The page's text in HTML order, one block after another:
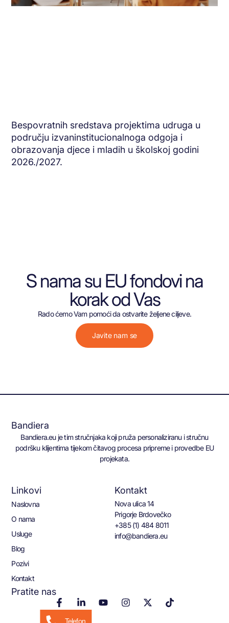
Bespovratnih sredstava projektima udruga u
području izvaninstitucionalnoga odgoja i
obrazovanja djece i mladih u školskoj godini
2026./2027.
S nama su EU fondovi na
korak od Vas
Rado ćemo Vam pomoći da ostvarite željene ciljeve.
Javite nam se
Bandiera
Bandiera.eu je tim stručnjaka koji pruža personaliziranu i stručnu
podršku klijentima tijekom čitavog procesa pripreme i provedbe EU
projekata.
Linkovi
Naslovna
O nama
Usluge
Blog
Pozivi
Kontakt
Kontakt
Nova ulica 14
Prigorje Brdovečko
+385 (1) 484 8011
info@bandiera.eu
Pratite nas
Telefon